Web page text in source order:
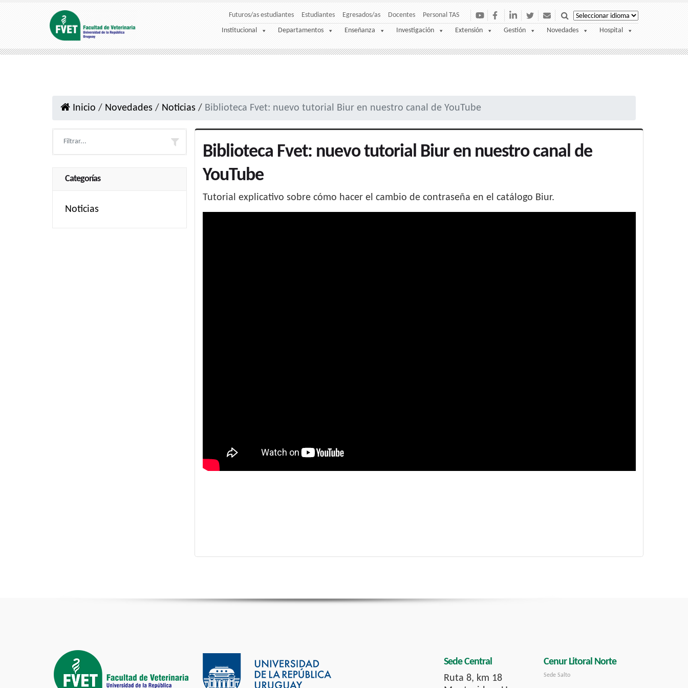
Futuros/as estudiantes Estudiantes Egresados/as Docentes Personal TAS
Institucional Departamentos Enseñanza Investigación Extensión Gestión Novedades Hospital
Inicio / Novedades / Noticias / Biblioteca Fvet: nuevo tutorial Biur en nuestro canal de YouTube
Categorías
Noticias
Biblioteca Fvet: nuevo tutorial Biur en nuestro canal de
YouTube
Tutorial explicativo sobre cómo hacer el cambio de contraseña en el catálogo Biur.
Sede Central
Ruta 8, km 18
Cenur Litoral Norte
Sede Salto